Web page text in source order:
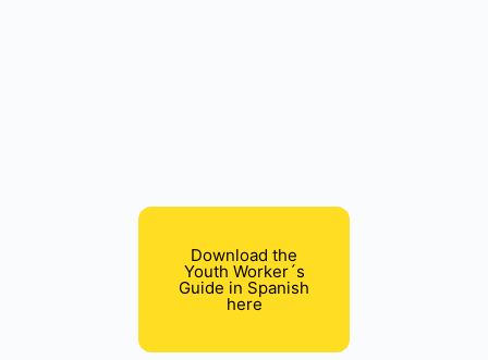
Download the
Youth Worker´s
Guide in Spanish
here